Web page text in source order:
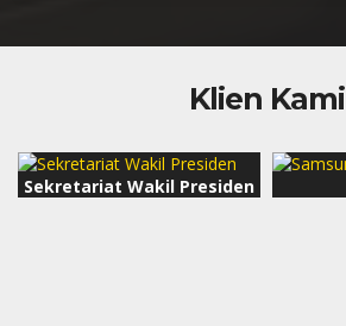
Klien Kami
Samsung